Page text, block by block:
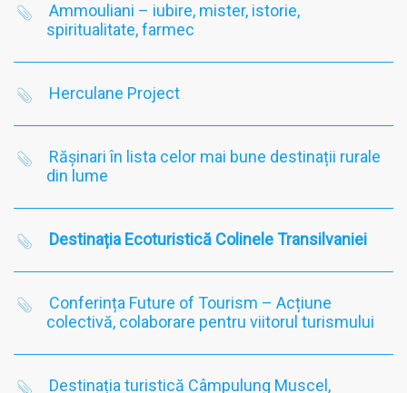
Ammouliani – iubire, mister, istorie,
spiritualitate, farmec
Herculane Project
Rășinari în lista celor mai bune destinații rurale
din lume
Destinația Ecoturistică Colinele Transilvaniei
Conferința Future of Tourism – Acțiune
colectivă, colaborare pentru viitorul turismului
Destinația turistică Câmpulung Muscel,